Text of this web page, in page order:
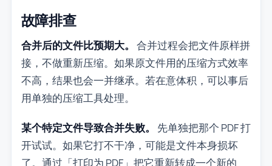
故障排查
合并后的文件比预期大。 合并过程会把文件原样拼
接，不做重新压缩。如果原文件用的压缩方式效率
不高，结果也会一并继承。若在意体积，可以事后
用单独的压缩工具处理。
某个特定文件导致合并失败。
先单独把那个 PDF 打
开试试。如果它打不干净，可能是文件本身损坏
了。通过「打印为 PDF」把它重新转成一个新的